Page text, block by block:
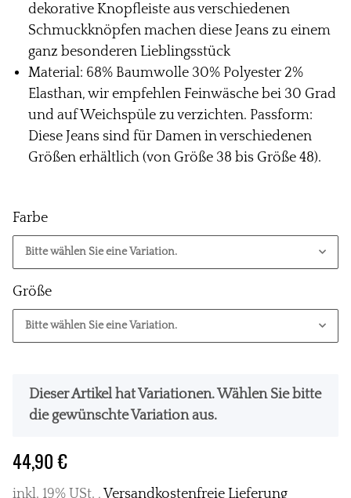
dekorative Knopfleiste aus verschiedenen
Schmuckknöpfen machen diese Jeans zu einem
ganz besonderen Lieblingsstück
Material: 68% Baumwolle 30% Polyester 2%
Elasthan, wir empfehlen Feinwäsche bei 30 Grad
und auf Weichspüle zu verzichten. Passform:
Diese Jeans sind für Damen in verschiedenen
Größen erhältlich (von Größe 38 bis Größe 48).
Farbe
Bitte wählen Sie eine Variation.
Größe
Bitte wählen Sie eine Variation.
x
Dieser Artikel hat Variationen. Wählen Sie bitte
die gewünschte Variation aus.
44,90 €
inkl. 19% USt. ,Versandkostenfreie Lieferung